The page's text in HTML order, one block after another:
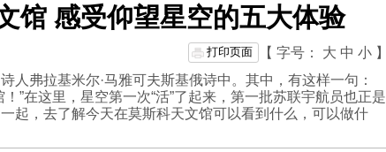
馆 感受仰望星空的五大体验
【 字号： 大 中 小 】
打印页面
人弗拉基米尔·马雅可夫斯基俄诗中。其中，有这样一句：
”在这里，星空第一次“活”了起来，第一批苏联宇航员也正是
起，去了解今天在莫斯科天文馆可以看到什么，可以做什